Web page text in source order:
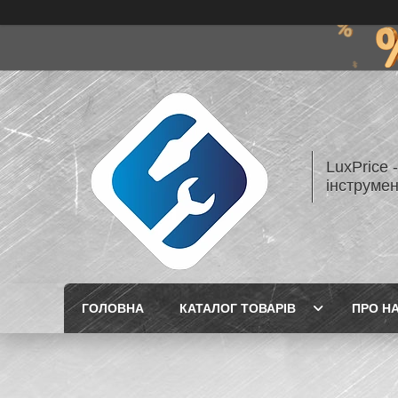
LuxPrice
ГОЛОВНА КАТАЛОГ ТОВАРІВ ПРО